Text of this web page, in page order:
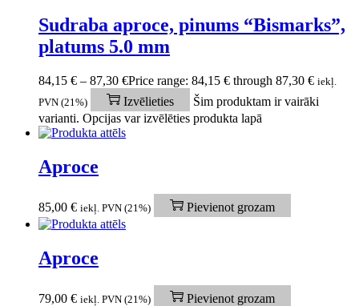
Sudraba aproce, pinums “Bismarks”,
platums 5.0 mm
84,15 € – 87,30 €Price range: 84,15 € through 87,30 € iekļ.
PVN (21%)
Izvēlieties
Šim produktam ir vairāki
varianti. Opcijas var izvēlēties produkta lapā
Aproce
85,00 € iekļ. PVN (21%) Pievienot grozam
Aproce
79,00 € iekļ. PVN (21%)
Pievienot grozam